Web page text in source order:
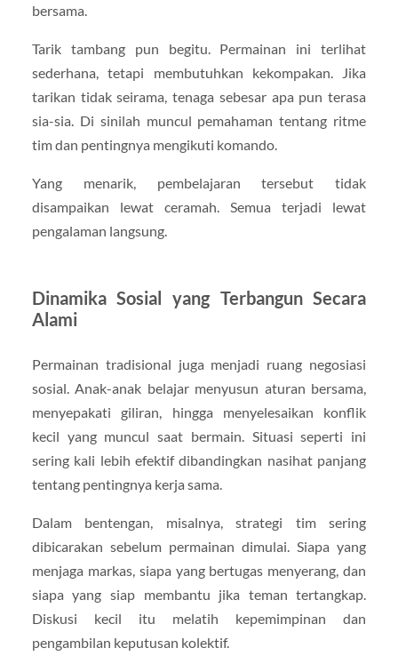
bersama.
Tarik tambang pun begitu. Permainan ini terlihat
sederhana, tetapi membutuhkan kekompakan. Jika
tarikan tidak seirama, tenaga sebesar apa pun terasa
sia-sia. Di sinilah muncul pemahaman tentang ritme
tim dan pentingnya mengikuti komando.
Yang menarik, pembelajaran tersebut tidak
disampaikan lewat ceramah. Semua terjadi lewat
pengalaman langsung.
Dinamika Sosial yang Terbangun Secara
Alami
Permainan tradisional juga menjadi ruang negosiasi
sosial. Anak-anak belajar menyusun aturan bersama,
menyepakati giliran, hingga menyelesaikan konflik
kecil yang muncul saat bermain. Situasi seperti ini
sering kali lebih efektif dibandingkan nasihat panjang
tentang pentingnya kerja sama.
Dalam bentengan, misalnya, strategi tim sering
dibicarakan sebelum permainan dimulai. Siapa yang
menjaga markas, siapa yang bertugas menyerang, dan
siapa yang siap membantu jika teman tertangkap.
Diskusi kecil itu melatih kepemimpinan dan
pengambilan keputusan kolektif.